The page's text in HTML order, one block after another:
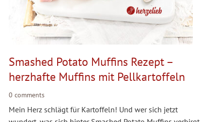
Smashed Potato Muffins Rezept –
herzhafte Muffins mit Pellkartoffeln
0 comments
Mein Herz schlägt für Kartoffeln! Und wer sich jetzt